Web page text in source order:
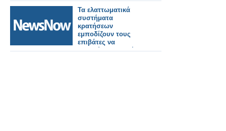
Τα ελαττωματικά
συστήματα
κρατήσεων
εμποδίζουν τους
επιβάτες να
ταξιδεύουν με τρένο.